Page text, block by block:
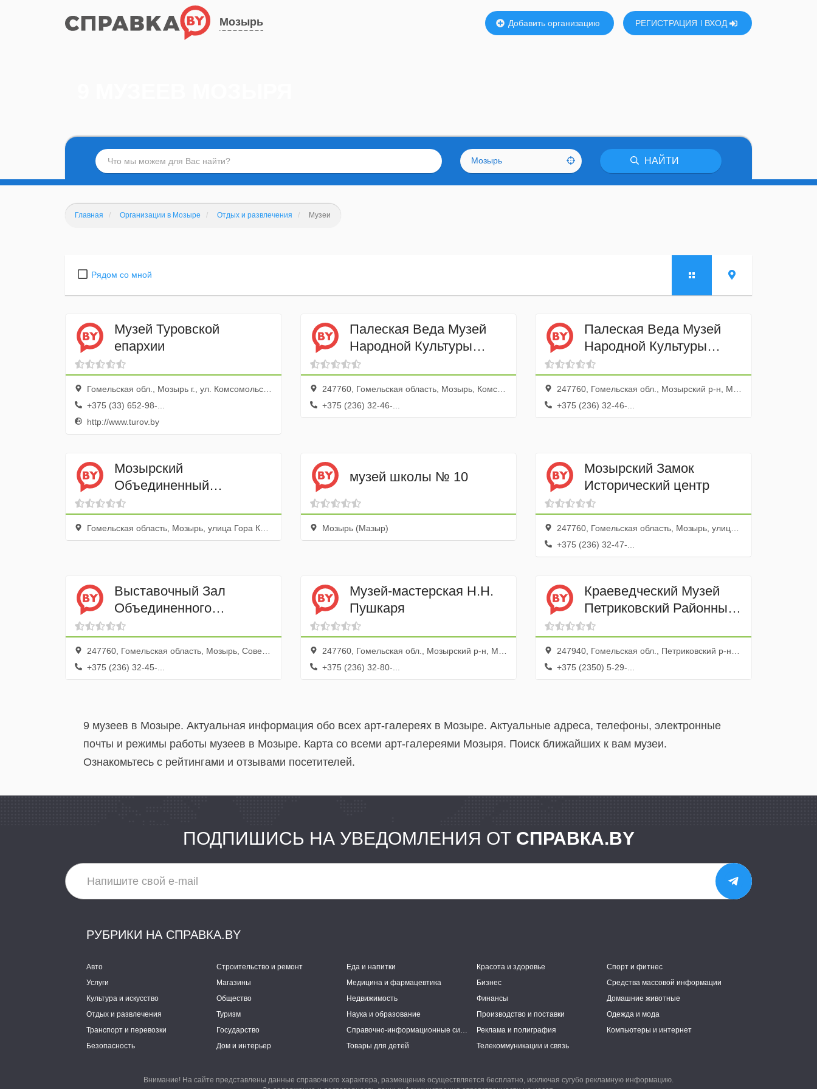
Мозырь Добавить организацию РЕГИСТРАЦИЯ ВХОД
Мозырь НАЙТИ
Главная Организации в Мозыре Отдых и развлечения Музеи
Рядом со мной
Музей Туровской
епархии
Гомельская обл., Мозырь г., ул. Комсомольская, 16
+375 (33) 652-98-...
http://www.turov.by
Палеская Веда Музей
Народной Культуры
Мозырщины
247760, Гомельская область, Мозырь, Комсомольская улица, 15
+375 (236) 32-46-...
Палеская Веда Музей
Народной Культуры
Мозырщины
247760, Гомельская обл., Мозырский р-н, Мозырь г., ул. Комсомольская, 15
+375 (236) 32-46-...
Мозырский
Объединенный
Краеведческий Музеи
Гомельская область, Мозырь, улица Гора Коммунаров, 8
музей школы № 10
Мозырь (Мазыр)
Мозырский Замок
Исторический центр
247760, Гомельская область, Мозырь, улица Гора Коммунаров, 8
+375 (236) 32-47-...
Выставочный Зал
Объединенного
Краеведческого Музея
247760, Гомельская область, Мозырь, Советская улица, 132
+375 (236) 32-45-...
Музей-мастерская Н.Н.
Пушкаря
247760, Гомельская обл., Мозырский р-н, Мозырь г., ул. Коласа, 1а
+375 (236) 32-80-...
Краеведческий Музей
Петриковский Районный
Учреждение
247940, Гомельская обл., Петриковский р-н, Петриков г., ул. Гагарина, 20
+375 (2350) 5-29-...
9 музеев в Мозыре. Актуальная информация обо всех арт-галереях в Мозыре. Актуальные адреса, телефоны, электронные
почты и режимы работы музеев в Мозыре. Карта со всеми арт-галереями Мозыря. Поиск ближайших к вам музеи.
Ознакомьтесь с рейтингами и отзывами посетителей.
ПОДПИШИСЬ НА УВЕДОМЛЕНИЯ ОТ СПРАВКА.BY
РУБРИКИ НА СПРАВКА.BY
Авто Строительство и ремонт Еда и напитки Красота и здоровье
Спорт и фитнес
Услуги
Магазины Медицина и фармацевтика Бизнес
Средства массовой информации
Культура и искусство
Общество Недвижимость Финансы
Домашние животные
Отдых и развлечения
Туризм Наука и образование Производство и поставки
Одежда и мода
Транспорт и перевозки
Государство Справочно-информационные системы Реклама и полиграфия
Компьютеры и интернет
Безопасность
Дом и интерьер Товары для детей Телекоммуникации и связь
Внимание! На сайте представлены данные справочного характера, размещение осуществляется бесплатно, исключая сугубо рекламную информацию.